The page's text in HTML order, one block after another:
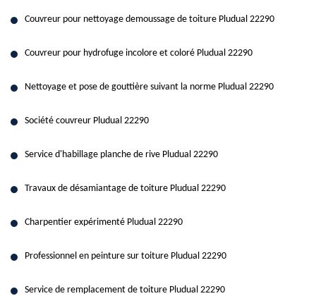
Couvreur pour nettoyage demoussage de toiture Pludual 22290
Couvreur pour hydrofuge incolore et coloré Pludual 22290
Nettoyage et pose de gouttière suivant la norme Pludual 22290
Société couvreur Pludual 22290
Service d'habillage planche de rive Pludual 22290
Travaux de désamiantage de toiture Pludual 22290
Charpentier expérimenté Pludual 22290
Professionnel en peinture sur toiture Pludual 22290
Service de remplacement de toiture Pludual 22290